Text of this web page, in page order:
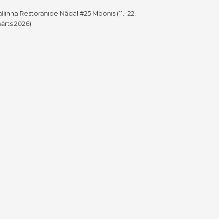
Restoranide Nädal #25 Moonis (11.–22.
2026)